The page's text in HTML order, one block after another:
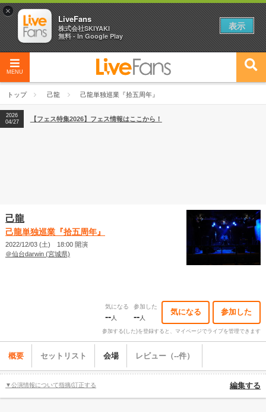
MENU
トップ 己龍 己龍単独巡業『拾五周年』
2026
04/27
2026
【ライブ動員ランキング】2026年上半期編発表！
2026
04/27
【フェス特集2026】フェス情報はここから！
己龍
己龍単独巡業『拾五周年』
2022/12/03 (土) 18:00 開演
＠仙台darwin (宮城県)
気になる
--人
参加した
--人
気になる 参加した
参加する(した)を登録すると、マイページでライブを管理できます
概要 セットリスト 会場 レビュー（--件）
▼公演情報について指摘/訂正する 編集する
×
LiveFans
株式会社SKIYAKI
無料 - In Google Play
表示